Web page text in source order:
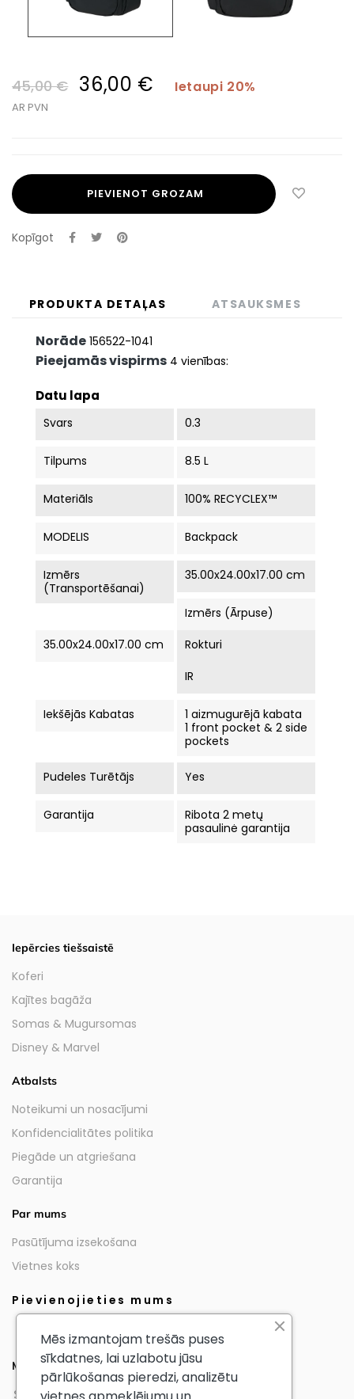
45,00 € 36,00 € Ietaupi 20%
AR PVN
PIEVIENOT GROZAM
Kopīgot
PRODUKTA DETAĻAS ATSAUKSMES
Norāde 156522-1041
Pieejamās vispirms 4 vienības:
Datu lapa
Svars 0.3
Tilpums 8.5 L
Materiāls 100% RECYCLEX™
MODELIS Backpack
Izmērs
(Transportēšanai)
35.00x24.00x17.00 cm
Izmērs (ārpuse)
35.00x24.00x17.00 cm
Rokturi
IR
Iekšējās Kabatas
1 aizmugurējā kabata
1 front pocket & 2 side
pockets
Pudeles Turētājs Yes
Garantija
Ribota 2 metų
pasaulinė garantija
Iepērcies tiešsaistē
Koferi
Kajītes bagāža
Somas & Mugursomas
Disney & Marvel
Atbalsts
Noteikumi un nosacījumi
Konfidencialitātes politika
Piegāde un atgriešana
Garantija
Par mums
Pasūtījuma izsekošana
Vietnes koks
Pievienojieties mums
Mūsu partneri
Mēs izmantojam trešās puses
sīkdatnes, lai uzlabotu jūsu
pārlūkošanas pieredzi, analizētu